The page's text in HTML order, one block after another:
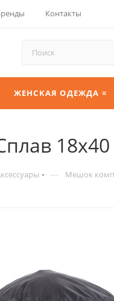
Контакты
ЖЕНСКАЯ ОДЕЖДА ≡
18х40
— Мешок